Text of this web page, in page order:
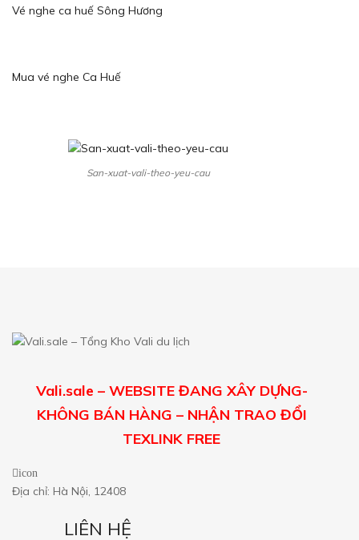
Vé nghe ca huế Sông Hương
Mua vé nghe Ca Huế
San-xuat-vali-theo-yeu-cau
Vali.sale – WEBSITE ĐANG XÂY DỰNG-
KHÔNG BÁN HÀNG – NHẬN TRAO ĐỔI
TEXLINK FREE
icon
Địa chỉ: Hà Nội, 12408
LIÊN HỆ